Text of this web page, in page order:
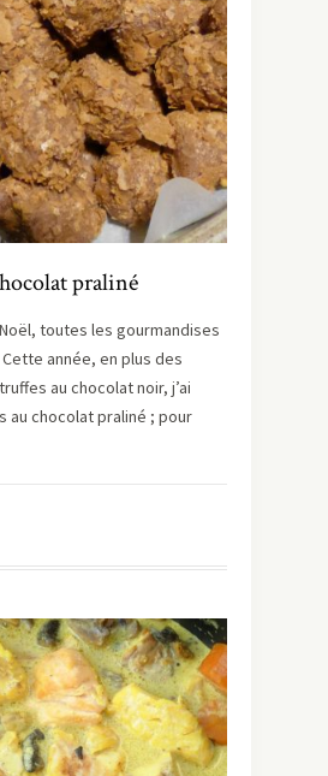
praliné
toutes les gourmandises
année, en plus des
au chocolat noir, j’ai
au chocolat praliné ; pour